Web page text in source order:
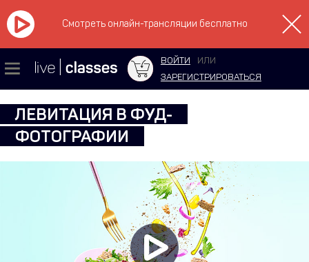
Смотреть онлайн-трансляции бесплатно
ВОЙТИ
ИЛИ
ЗАРЕГИСТРИРОВАТЬСЯ
ЛЕВИТАЦИЯ В ФУД-
ФОТОГРАФИИ